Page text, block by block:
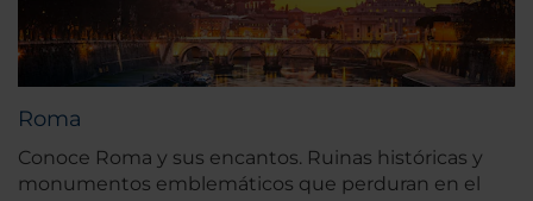
Roma
Conoce Roma y sus encantos. Ruinas históricas y
monumentos emblemáticos que perduran en el